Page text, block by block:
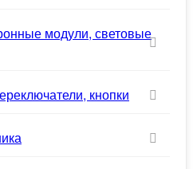
модули, световые
кнопки